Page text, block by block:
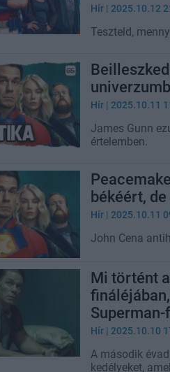
Hír | 2025.10.12
Teszteld,
Hír | 2025.10.11
James Gunn
értelemben.
békéért,
Hír | 2025.10.11
John Cena
Mi történt
Hír | 2025.10.10
A második
kedélyeket,